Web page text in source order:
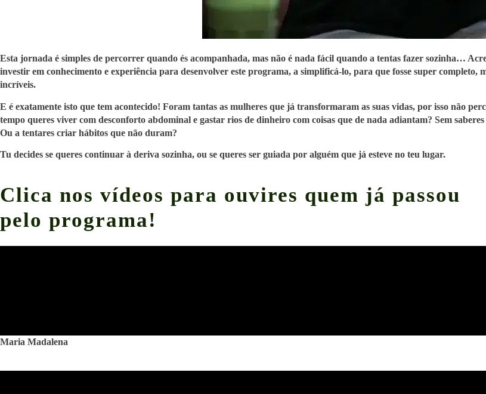
Esta jornada é simples de percorrer quando és acompanhada, mas não é nada fácil quando a tentas fazer sozinha…
investir em conhecimento e experiência para desenvolver este programa, a simplificá-lo, para que fosse super
incríveis.
E é exatamente isto que tem acontecido! Foram tantas as mulheres que já transformaram as suas vidas, por isso não
tempo queres viver com desconforto abdominal e gastar rios de dinheiro com coisas que de nada adiantam? Sem
Ou a tentares criar hábitos que não duram?
Tu decides se queres continuar à deriva sozinha, ou se queres ser guiada por alguém que já esteve no teu lugar.
Clica nos vídeos para ouvires quem já passou
pelo programa!
Maria Madalena